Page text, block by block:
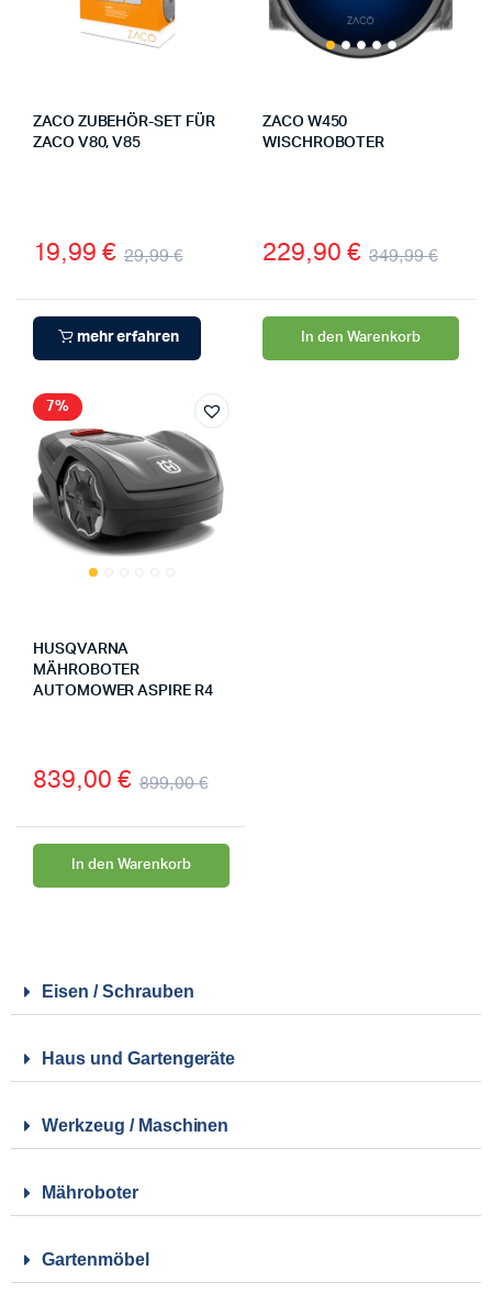
ZACO ZUBEHÖR-SET FÜR
ZACO V80, V85
29,99€
19,99 €
mehr erfahren
ZACO W450
WISCHROBOTER
349,99€
229,90 €
In den Warenkorb
7%
HUSQVARNA
MÄHROBOTER
AUTOMOWER ASPIRE R4
899,00€
839,00 €
In den Warenkorb
Eisen / Schrauben
Haus und Gartengeräte
Werkzeug / Maschinen
Mähroboter
Gartenmöbel